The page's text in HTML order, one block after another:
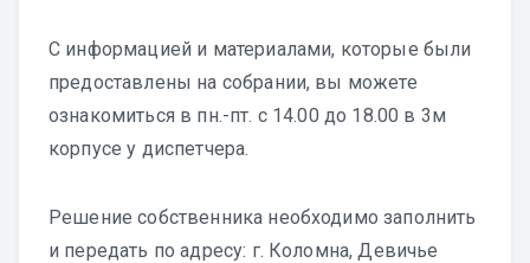
С информацией и материалами, которые были
предоставлены на собрании, вы можете
ознакомиться в пн.-пт. с 14.00 до 18.00 в 3м
корпусе у диспетчера.
Решение собственника необходимо заполнить
и передать по адресу: г. Коломна, Девичье